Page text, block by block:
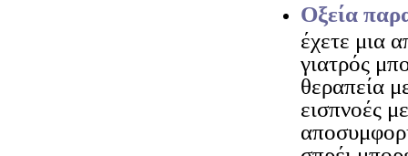
Οξεία
έχετε μια
γιατρός
θεραπεία
εισπνοές